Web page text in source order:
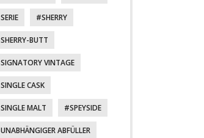
SERIE SHERRY
SHERRY-BUTT
SIGNATORY VINTAGE
SINGLE CASK
SINGLE MALT SPEYSIDE
UNABHÄNGIGER ABFÜLLER